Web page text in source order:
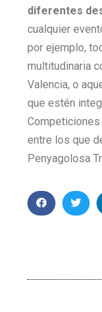
diferentes
cualquier
por ejemplo,
multitudinaria
Valencia, o
que estén
Competiciones
entre los que
Penyagolosa